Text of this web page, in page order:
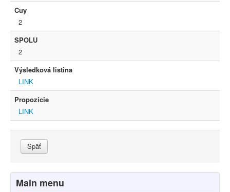
Cuy
2
SPOLU
2
Výsledková listina
LINK
Propozície
LINK
Späť
Main menu